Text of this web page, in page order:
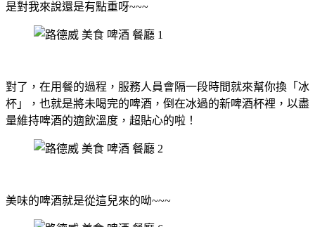
是對我來說還是有點重呀~~~
對了，在用餐的過程，服務人員會隔一段時間就來幫你換「冰
杯」，也就是將未喝完的啤酒，倒在冰過的新啤酒杯裡，以盡
量維持啤酒的適飲溫度，超貼心的啦！
美味的啤酒就是從這兒來的呦~~~